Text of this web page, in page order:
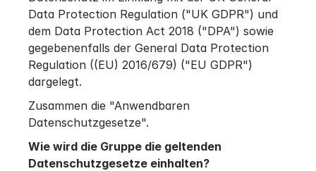
Data Protection Regulation ("UK GDPR") und
dem Data Protection Act 2018 ("DPA") sowie
gegebenenfalls der General Data Protection
Regulation ((EU) 2016/679) ("EU GDPR")
dargelegt.
Zusammen die "Anwendbaren
Datenschutzgesetze".
Wie wird die Gruppe die geltenden
Datenschutzgesetze einhalten?